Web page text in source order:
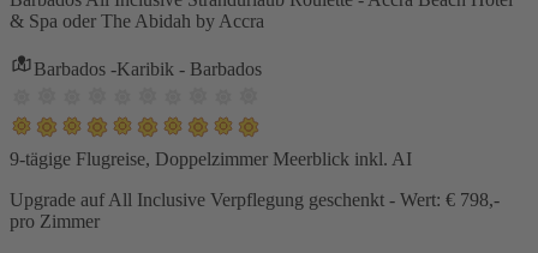
& Spa oder The Abidah by Accra
Barbados -Karibik - Barbados
9-tägige Flugreise, Doppelzimmer Meerblick inkl. AI
Upgrade auf All Inclusive Verpflegung geschenkt - Wert: € 798,-
pro Zimmer